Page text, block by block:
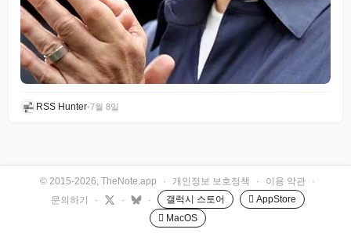
RSS Hunter•7월 8일
© 2015-2026, TheNote.app · 개인정보 보호정책 · 이용 약관
·
문의하기
· · · 갤럭시 스토어
 AppStore
 MacOS